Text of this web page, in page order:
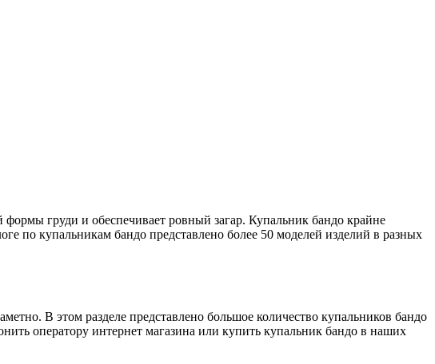
груди и обеспечивает ровный загар. Купальник бандо крайне
по купальникам бандо представлено более 50 моделей изделий в разных
В этом разделе представлено большое количество купальников бандо
оператору интернет магазина или купить купальник бандо в наших